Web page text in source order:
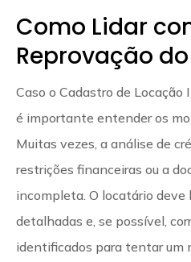
Como Lidar
Reprovação
Caso o Cadastro de Locação
é importante entender os
Muitas vezes, a análise de
restrições financeiras ou a
incompleta. O locatário deve
detalhadas e, se possível,
identificados para tentar um